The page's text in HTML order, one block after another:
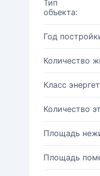
Тип
объекта:
Год
Количество
Класс
Количество
Площадь
Площадь